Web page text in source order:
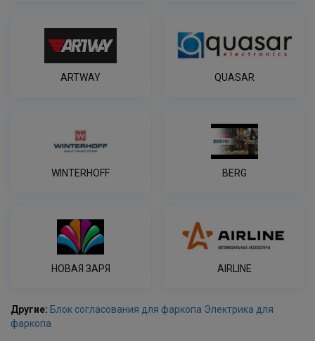
ARTWAY QUASAR
WINTERHOFF BERG
НОВАЯ ЗАРЯ AIRLINE
Другие: Блок согласования для фаркопа Электрика для
фаркопа